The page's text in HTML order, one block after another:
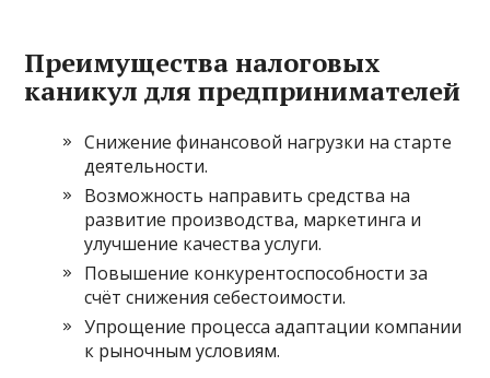
Преимущества налоговых
каникул для предпринимателей
Снижение финансовой нагрузки на старте
деятельности.
Возможность направить средства на
развитие производства, маркетинга и
улучшение качества услуги.
Повышение конкурентоспособности за
счёт снижения себестоимости.
Упрощение процесса адаптации компании
к рыночным условиям.